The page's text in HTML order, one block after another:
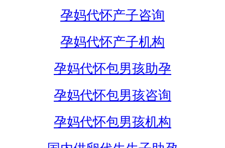
孕妈代怀产子咨询
孕妈代怀产子机构
孕妈代怀包男孩助孕
孕妈代怀包男孩咨询
孕妈代怀包男孩机构